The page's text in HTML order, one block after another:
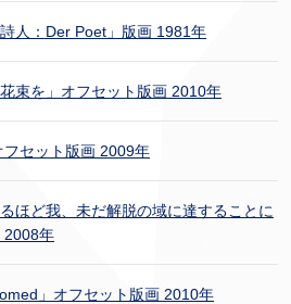
人：Der Poet」版画 1981年
束を」オフセット版画 2010年
セット版画 2009年
ほど我、未だ解脱の域に達することに
2008年
」オフセット版画 2010年